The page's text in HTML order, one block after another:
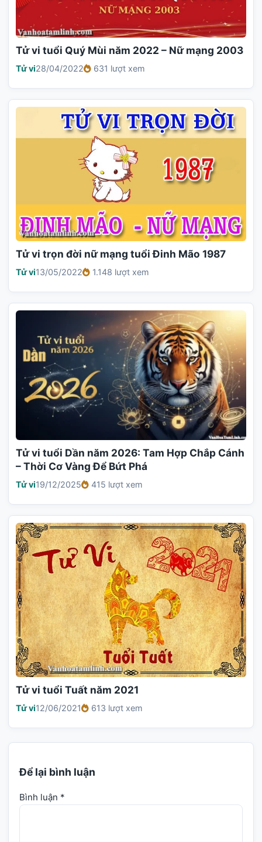
Tử vi tuổi Quý Mùi năm 2022 – Nữ mạng 2003
Tử vi28/04/2022 631 lượt xem
Tử vi trọn đời nữ mạng tuổi Đinh Mão 1987
Tử vi13/05/2022 1.148 lượt xem
Tử vi tuổi Dần năm 2026: Tam Hợp Chắp Cánh
– Thời Cơ Vàng Để Bứt Phá
Tử vi19/12/2025 415 lượt xem
Tử vi tuổi Tuất năm 2021
Tử vi12/06/2021 613 lượt xem
Để lại bình luận
Bình luận *